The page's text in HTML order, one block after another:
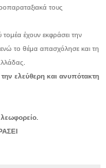
τους
έχουν εκφράσει την
το θέμα απασχόλησε και τη
ελεύθερη και ανυπότακτη